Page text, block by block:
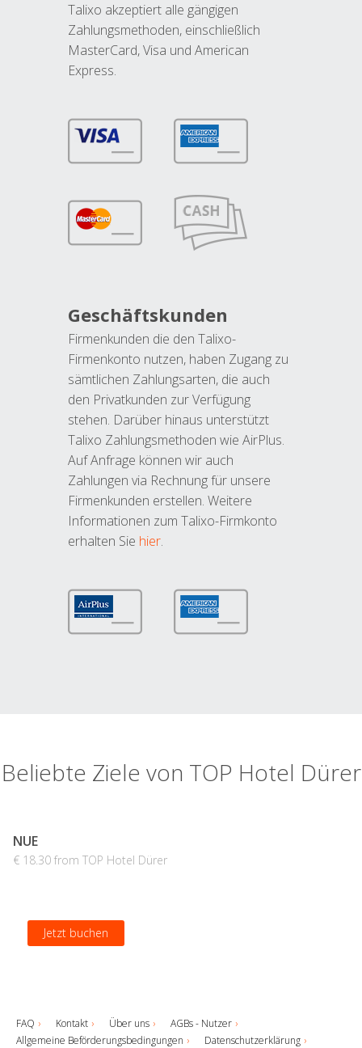
Talixo akzeptiert alle gängigen
Zahlungsmethoden, einschließlich
MasterCard, Visa und American
Express.
Geschäftskunden
Firmenkunden die den Talixo-
Firmenkonto nutzen, haben Zugang zu
sämtlichen Zahlungsarten, die auch
den Privatkunden zur Verfügung
stehen. Darüber hinaus unterstützt
Talixo Zahlungsmethoden wie AirPlus.
Auf Anfrage können wir auch
Zahlungen via Rechnung für unsere
Firmenkunden erstellen. Weitere
Informationen zum Talixo-Firmkonto
erhalten Sie hier.
Beliebte Ziele von TOP Hotel Dürer
NUE
€ 18.30 from TOP Hotel Dürer
Jetzt buchen
FAQ Kontakt Über uns
AGBs - Nutzer
Allgemeine Beförderungsbedingungen
Datenschutzerklärung